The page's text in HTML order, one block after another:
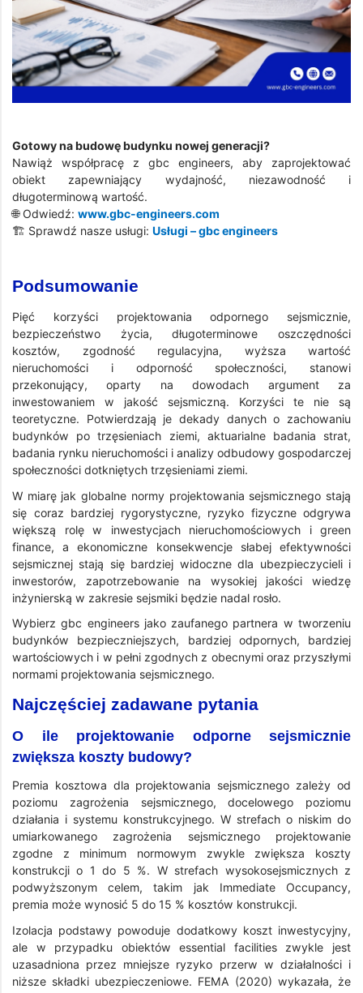
Gotowy na budowę budynku nowej generacji?
Nawiąż współpracę z gbc engineers, aby zaprojektować
obiekt zapewniający wydajność, niezawodność i
długoterminową wartość.
🌐 Odwiedź: www.gbc-engineers.com
🏗️ Sprawdź nasze usługi: Usługi – gbc engineers
Podsumowanie
Pięć korzyści projektowania odpornego sejsmicznie,
bezpieczeństwo życia, długoterminowe oszczędności
kosztów, zgodność regulacyjna, wyższa wartość
nieruchomości i odporność społeczności, stanowi
przekonujący, oparty na dowodach argument za
inwestowaniem w jakość sejsmiczną. Korzyści te nie są
teoretyczne. Potwierdzają je dekady danych o zachowaniu
budynków po trzęsieniach ziemi, aktuarialne badania strat,
badania rynku nieruchomości i analizy odbudowy gospodarczej
społeczności dotkniętych trzęsieniami ziemi.
W miarę jak globalne normy projektowania sejsmicznego stają
się coraz bardziej rygorystyczne, ryzyko fizyczne odgrywa
większą rolę w inwestycjach nieruchomościowych i green
finance, a ekonomiczne konsekwencje słabej efektywności
sejsmicznej stają się bardziej widoczne dla ubezpieczycieli i
inwestorów, zapotrzebowanie na wysokiej jakości wiedzę
inżynierską w zakresie sejsmiki będzie nadal rosło.
Wybierz gbc engineers jako zaufanego partnera w tworzeniu
budynków bezpieczniejszych, bardziej odpornych, bardziej
wartościowych i w pełni zgodnych z obecnymi oraz przyszłymi
normami projektowania sejsmicznego.
Najczęściej zadawane pytania
O ile projektowanie odporne sejsmicznie
zwiększa koszty budowy?
Premia kosztowa dla projektowania sejsmicznego zależy od
poziomu zagrożenia sejsmicznego, docelowego poziomu
działania i systemu konstrukcyjnego. W strefach o niskim do
umiarkowanego zagrożenia sejsmicznego projektowanie
zgodne z minimum normowym zwykle zwiększa koszty
konstrukcji o 1 do 5 %. W strefach wysokosejsmicznych z
podwyższonym celem, takim jak Immediate Occupancy,
premia może wynosić 5 do 15 % kosztów konstrukcji.
Izolacja podstawy powoduje dodatkowy koszt inwestycyjny,
ale w przypadku obiektów essential facilities zwykle jest
uzasadniona przez mniejsze ryzyko przerw w działalności i
niższe składki ubezpieczeniowe. FEMA (2020) wykazała, że